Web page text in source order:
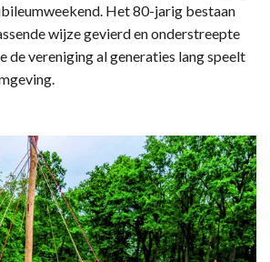
Het 80-jarig bestaan
wijze gevierd en onderstreepte
de vereniging al generaties lang speelt